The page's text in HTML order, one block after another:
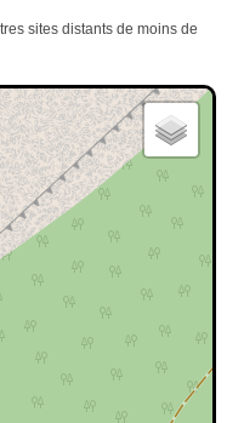
sites distants de moins de